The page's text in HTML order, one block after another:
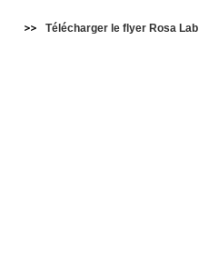
Télécharger le flyer Rosa Lab